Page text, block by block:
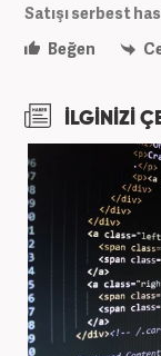
Satışı serbest
Beğen
İLGİNİZİ